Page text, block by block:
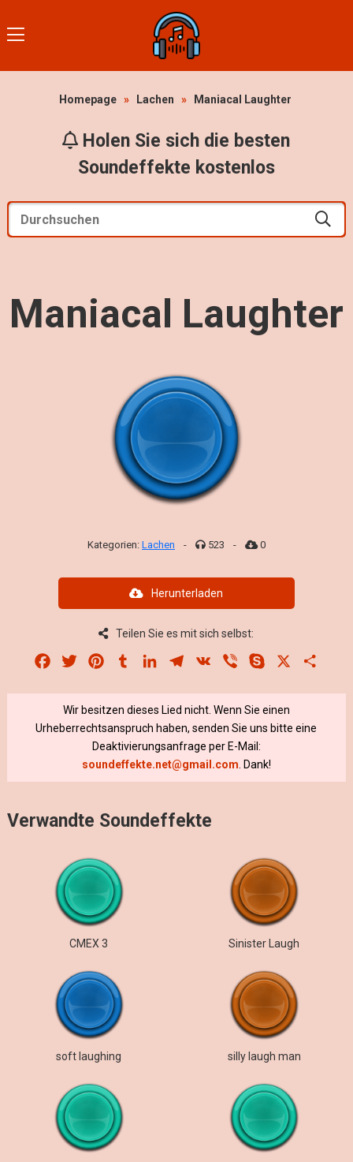
Homepage » Lachen » Maniacal Laughter
Holen Sie sich die besten
Soundeffekte kostenlos
Maniacal Laughter
Kategorien: Lachen - 523 - 0
Herunterladen
Teilen Sie es mit sich selbst:
Facebook
Twitter PinterestTumblrLinkedInTelegram
VK Viber Skype
Wir besitzen dieses Lied nicht. Wenn Sie einen
Urheberrechtsanspruch haben, senden Sie uns bitte eine
Deaktivierungsanfrage per E-Mail:
soundeffekte.net@gmail.com . Dank!
Verwandte Soundeffekte
СМЕХ 3 Sinister Laugh
soft laughing silly laugh man